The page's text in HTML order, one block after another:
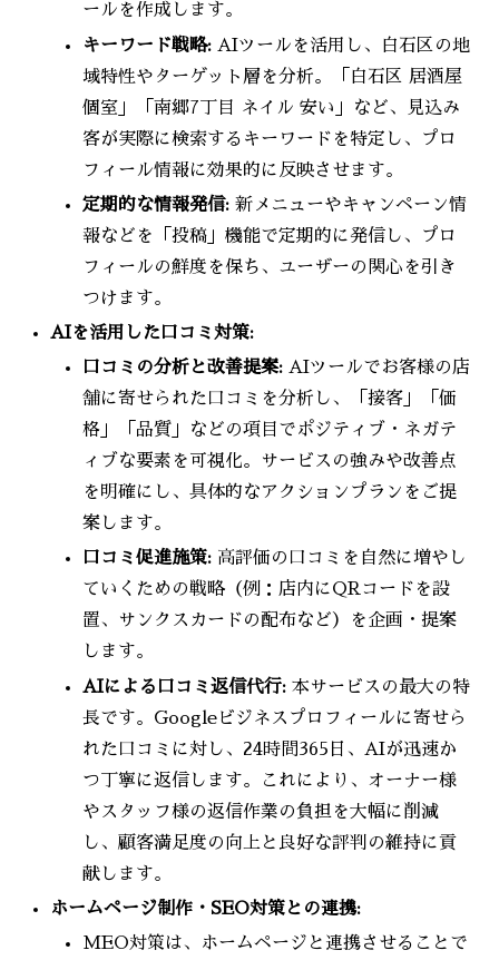
ールを作成します。
キーワード戦略: AIツールを活用し、白石区の地
域特性やターゲット層を分析。「白石区 居酒屋
個室」「南郷7丁目 ネイル 安い」など、見込み
客が実際に検索するキーワードを特定し、プロ
フィール情報に効果的に反映させます。
定期的な情報発信: 新メニューやキャンペーン情
報などを「投稿」機能で定期的に発信し、プロ
フィールの鮮度を保ち、ユーザーの関心を引き
つけます。
AIを活用した口コミ対策:
口コミの分析と改善提案: AIツールでお客様の店
舗に寄せられた口コミを分析し、「接客」「価
格」「品質」などの項目でポジティブ・ネガテ
ィブな要素を可視化。サービスの強みや改善点
を明確にし、具体的なアクションプランをご提
案します。
口コミ促進施策: 高評価の口コミを自然に増やし
ていくための戦略（例：店内にQRコードを設
置、サンクスカードの配布など）を企画・提案
します。
AIによる口コミ返信代行: 本サービスの最大の特
長です。Googleビジネスプロフィールに寄せら
れた口コミに対し、24時間365日、AIが迅速か
つ丁寧に返信します。これにより、オーナー様
やスタッフ様の返信作業の負担を大幅に削減
し、顧客満足度の向上と良好な評判の維持に貢
献します。
ホームページ制作・SEO対策との連携:
MEO対策は、ホームページと連携させることで